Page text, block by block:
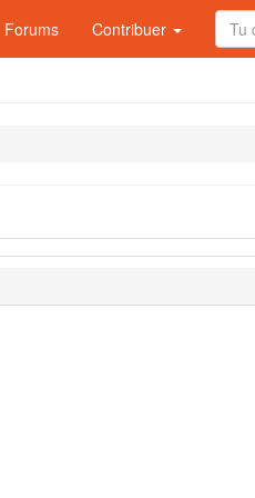
Forums Contribuer